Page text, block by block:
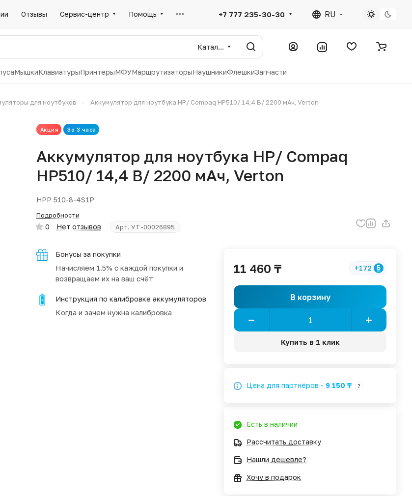
Отзывы Сервис-центр Помощь +7 777 235-30-30 RU
Каталог
МышкиКлавиатурыПринтерыМФУМаршрутизаторыНаушникиФлешкиЗапчасти
для ноутбуков – Аккумулятор для ноутбука HP/ Compaq HP510/ 14,4 В/ 2200 мАч, Verton
Акция За 3 часа
Аккумулятор для ноутбука HP/ Compaq
HP510/ 14,4 В/ 2200 мАч, Verton
HPP 510-8-4S1P
Подробности
0 Нет отзывов Арт. УТ-00026895
Бонусы за покупки
Начисляем 1.5% с каждой покупки и
возвращаем их на ваш счёт
Инструкция по калибровке аккумуляторов
Когда и зачем нужна калибровка
11 460 ₸ +172
В корзину
Купить в 1 клик
Цена для партнёров - 9 150 ₸ ?
Есть в наличии
Рассчитать доставку
Нашли дешевле?
Хочу в подарок